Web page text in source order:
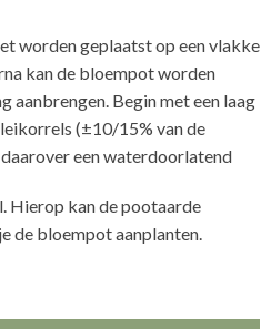
worden geplaatst op een vlakke
kan de bloempot worden
aanbrengen. Begin met een laag
(±10/15% van de
een waterdoorlatend
kan de pootaarde
de bloempot aanplanten.